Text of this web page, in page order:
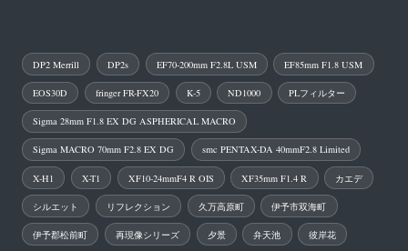
DP2 Merrill DP2s EF70-200mm F2.8L USM EF85mm F1.8 USM
EOS30D fringer FR-FX20 K-5 ND1000 PLフィルター
Sigma 28mm F1.8 EX DG ASPHERICAL MACRO
Sigma MACRO 70mm F2.8 EX DG smc PENTAX-DA 40mmF2.8 Limited
X-H1 X-T1 XF10-24mmF4 R OIS XF35mm F1.4 R カエデ
シルエット リフレクション 久万高原町 伊予市双海町
伊予郡松前町 再現像シリーズ 夕景 弁天池 彼岸花